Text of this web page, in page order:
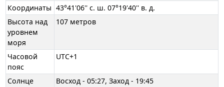
Координаты 43°41'06'' с. ш. 07°19'40'' в. д.
Высота над
уровнем
моря
107 метров
Часовой
пояс
UTC+1
Солнце
Восход - 05:27, Заход - 19:45